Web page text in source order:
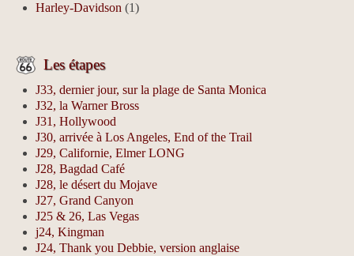
Harley-Davidson (1)
Les étapes
J33, dernier jour, sur la plage de Santa Monica
J32, la Warner Bross
J31, Hollywood
J30, arrivée à Los Angeles, End of the Trail
J29, Californie, Elmer LONG
J28, Bagdad Café
J28, le désert du Mojave
J27, Grand Canyon
J25 & 26, Las Vegas
j24, Kingman
J24, Thank you Debbie, version anglaise